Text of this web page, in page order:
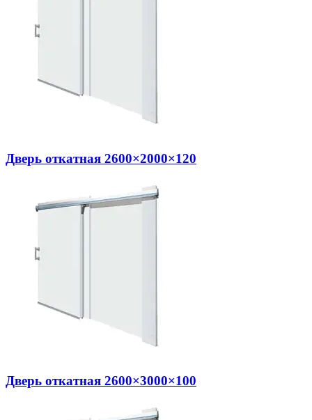
Дверь откатная 2600×2000×120
Дверь откатная 2600×3000×100